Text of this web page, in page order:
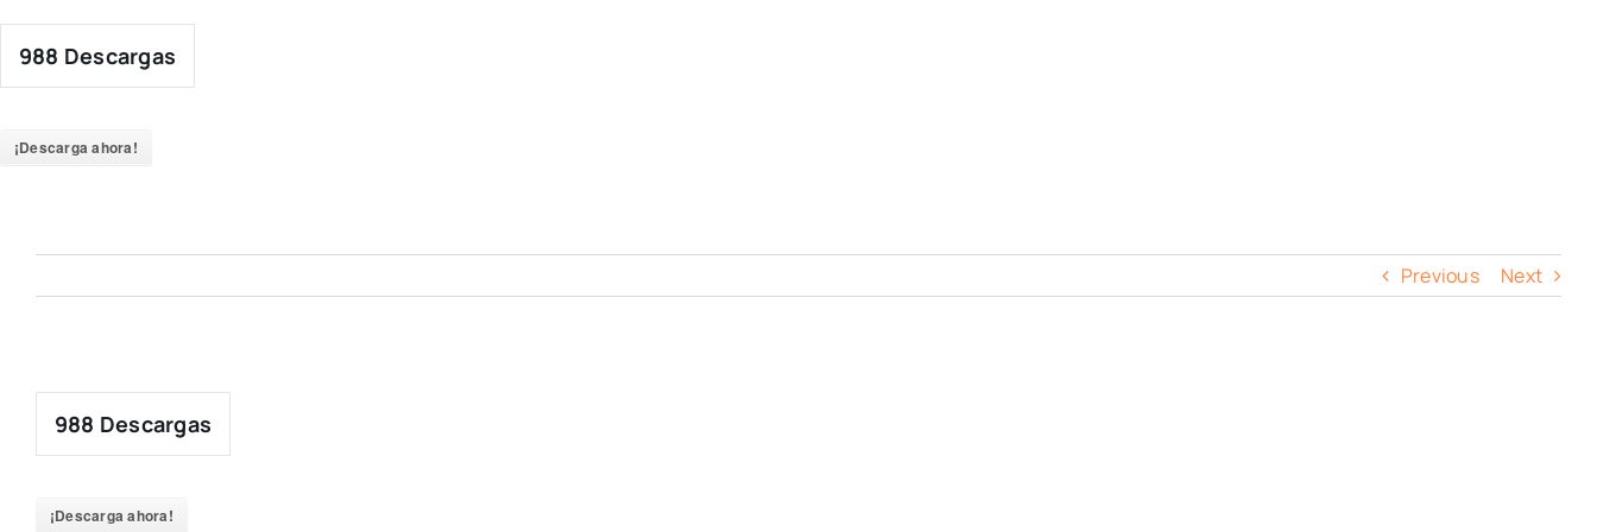
content
988 Descargas
¡Descarga ahora!
Previous Next
988 Descargas
¡Descarga ahora!